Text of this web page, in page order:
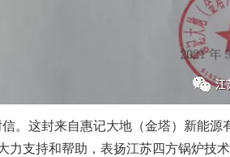
这封来自惠记大地（金塔）新能源
支持和帮助，表扬江苏四方锅炉技